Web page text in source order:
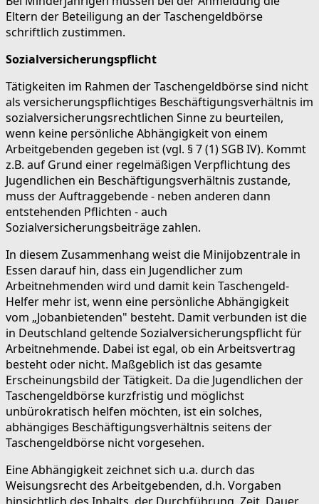
Eltern der Beteiligung an der Taschengeldbörse
schriftlich zustimmen.
Sozialversicherungspflicht
Tätigkeiten im Rahmen der Taschengeldbörse sind nicht
als versicherungspflichtiges Beschäftigungsverhältnis im
sozialversicherungsrechtlichen Sinne zu beurteilen,
wenn keine persönliche Abhängigkeit von einem
Arbeitgebenden gegeben ist (vgl. § 7 (1) SGB IV). Kommt
z.B. auf Grund einer regelmäßigen Verpflichtung des
Jugendlichen ein Beschäftigungsverhältnis zustande,
muss der Auftraggebende - neben anderen dann
entstehenden Pflichten - auch
Sozialversicherungsbeiträge zahlen.
In diesem Zusammenhang weist die Minijobzentrale in
Essen darauf hin, dass ein Jugendlicher zum
Arbeitnehmenden wird und damit kein Taschengeld-
Helfer mehr ist, wenn eine persönliche Abhängigkeit
vom „Jobanbietenden" besteht. Damit verbunden ist die
in Deutschland geltende Sozialversicherungspflicht für
Arbeitnehmende. Dabei ist egal, ob ein Arbeitsvertrag
besteht oder nicht. Maßgeblich ist das gesamte
Erscheinungsbild der Tätigkeit. Da die Jugendlichen der
Taschengeldbörse kurzfristig und möglichst
unbürokratisch helfen möchten, ist ein solches,
abhängiges Beschäftigungsverhältnis seitens der
Taschengeldbörse nicht vorgesehen.
Eine Abhängigkeit zeichnet sich u.a. durch das
Weisungsrecht des Arbeitgebenden, d.h. Vorgaben